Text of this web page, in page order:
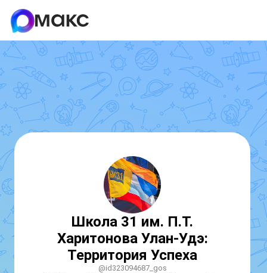
Школа 31 им. П.Т.
Харитонова Улан-Удэ:
Территория Успеха
@id323094687_gos